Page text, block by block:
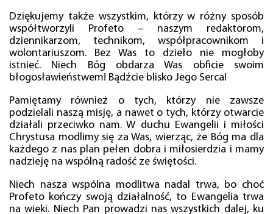
Dziękujemy także wszystkim, którzy w różny sposób
współtworzyli Profeto – naszym redaktorom,
dziennikarzom, technikom, współpracownikom i
wolontariuszom. Bez Was to dzieło nie mogłoby
istnieć. Niech Bóg obdarza Was obficie swoim
błogosławieństwem! Bądźcie blisko Jego Serca!
Pamiętamy również o tych, którzy nie zawsze
podzielali naszą misję, a nawet o tych, którzy otwarcie
działali przeciwko nam. W duchu Ewangelii i miłości
Chrystusa modlimy się za Was, wierząc, że Bóg ma dla
każdego z nas plan pełen dobra i miłosierdzia i mamy
nadzieję na wspólną radość ze świętości.
Niech nasza wspólna modlitwa nadal trwa, bo choć
Profeto kończy swoją działalność, to Ewangelia trwa
na wieki. Niech Pan prowadzi nas wszystkich dalej, ku